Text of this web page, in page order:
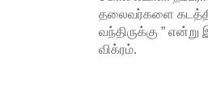
தலைவர்களை
வந்திருக்கு ”
விக்ரம்.